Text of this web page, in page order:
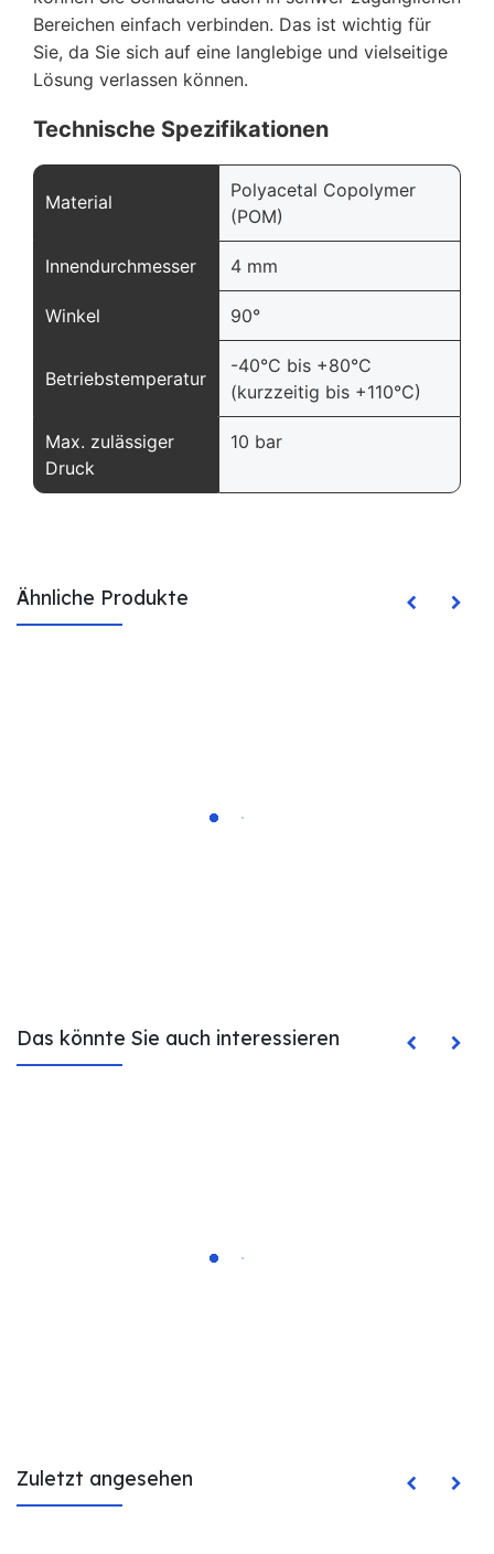
Bereichen einfach verbinden. Das ist wichtig für
Sie, da Sie sich auf eine langlebige und vielseitige
Lösung verlassen können.
Technische Spezifikationen
Material
Polyacetal Copolymer
(POM)
Innendurchmesser 4 mm
Winkel 90°
Betriebstemperatur
-40°C bis +80°C
(kurzzeitig bis +110°C)
Max. zulässiger
Druck
10 bar
Ähnliche Produkte
Das könnte Sie auch interessieren
Zuletzt angesehen